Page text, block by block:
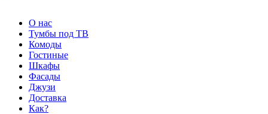
О нас
Тумбы под ТВ
Комоды
Гостиные
Шкафы
Фасады
Джузи
Доставка
Как?